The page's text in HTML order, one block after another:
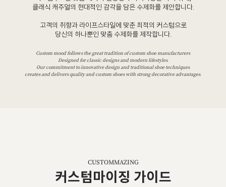
클래식 캐주얼의 현대적인 감각을 담은 수제화를 제안합니다.
고객의 취향과 라이프스타일에 맞춘 최적의 커스텀으로
당신의 하나뿐인 맞춤 수제화를 제작합니다.
Custom mood follows the great tradition of custom shoe manufacturers
Designed for classic designs and modern lifestyles.
Our commitment to innovative design and traditional shoe techniques
creates and delivers quality and custom shoes with strong decorative advantages.
CUSTOMMAZING
커스텀마이징 가이드